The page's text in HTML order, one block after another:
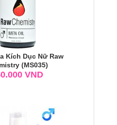
Kích Dục Nữ Raw
(MS035)
VND